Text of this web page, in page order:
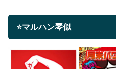
⭐マルハン琴似